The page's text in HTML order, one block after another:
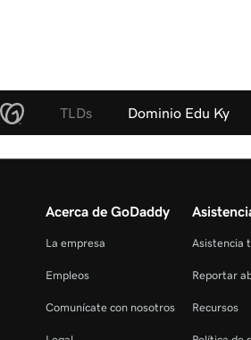
TLDs Dominio Edu Ky
Acerca de GoDaddy
La empresa
Empleos
Comunícate con nosotros
Asistencia
Reportar
Recursos